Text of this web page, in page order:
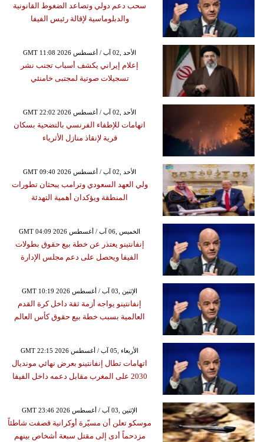
سحب دعم دولي وتصاعد الضغوط القانونية
والدبلوماسية لإقالة رئيس الفيفا
GMT 11:08 2026 الأحد ,02 آب / أغسطس
إعلام إيراني يكشف أسباب تجنب نشر
تسجيلات صوتية لمجتبى خامنئي
GMT 22:02 2026 الأحد ,02 آب / أغسطس
اتهامات للإطفاء الفرنسي بالتضحية بسكان
قرية لإنقاذ منازل الأثرياء
GMT 09:40 2026 الأحد ,02 آب / أغسطس
ولي العهد السعودي وترامب يبحثان تطورات
المنطقة ويؤكدان أهمية التهدئة
GMT 04:09 2026 الخميس ,06 آب / أغسطس
إنفانتينو يعتذر عن خطة بيع حقوق بطولات
الفيفا ويحصل على دعم مجلس الإدارة
GMT 10:19 2026 الإثنين ,03 آب / أغسطس
إنفانتينو يواجه أزمة ثقة داخل كرة القدم
العالمية بسبب خطة بيع حقوق كأس العالم
GMT 22:15 2026 الأربعاء ,05 آب / أغسطس
اتهامات تطال إنفانتينو بعرض نهائي مونديال
2030 على المغرب مقابل دعمه داخل الفيفا
GMT 23:46 2026 الإثنين ,03 آب / أغسطس
موسكو تعلن أن مسيّرة أوكرانية قصفت شاطئاً
مزدحماً أدى إلى مقتل سبعة أشخاص بينهم